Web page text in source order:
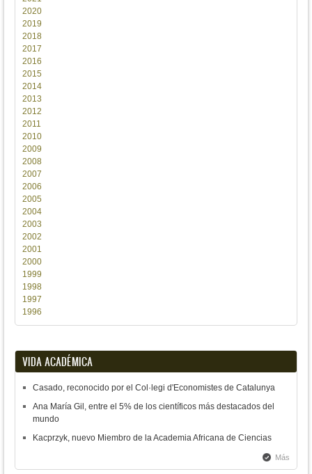
2020
2019
2018
2017
2016
2015
2014
2013
2012
2011
2010
2009
2008
2007
2006
2005
2004
2003
2002
2001
2000
1999
1998
1997
1996
VIDA ACADÉMICA
Casado, reconocido por el Col·legi d'Economistes de Catalunya
Ana María Gil, entre el 5% de los científicos más destacados del
mundo
Kacprzyk, nuevo Miembro de la Academia Africana de Ciencias
Más